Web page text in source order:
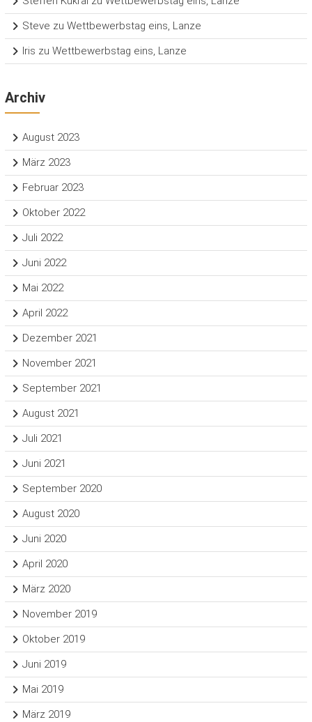
Steve zu Wettbewerbstag eins, Lanze
Iris zu Wettbewerbstag eins, Lanze
Archiv
August 2023
März 2023
Februar 2023
Oktober 2022
Juli 2022
Juni 2022
Mai 2022
April 2022
Dezember 2021
November 2021
September 2021
August 2021
Juli 2021
Juni 2021
September 2020
August 2020
Juni 2020
April 2020
März 2020
November 2019
Oktober 2019
Juni 2019
Mai 2019
März 2019